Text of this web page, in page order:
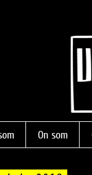
On som